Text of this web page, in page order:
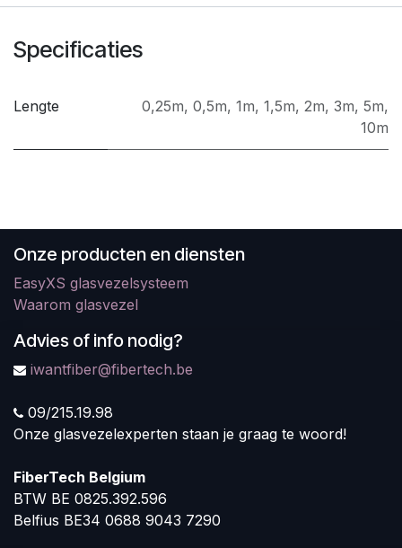
Specificaties
Lengte 0,25m, 0,5m, 1m, 1,5m, 2m, 3m, 5m,
10m
Onze producten en diensten
EasyXS glasvezelsysteem
Waarom glasvezel
Advies of info nodig?
iwantfiber@fibertech.be
09/215.19.98
Onze glasvezelexperten staan je graag te woord!
FiberTech Belgium
BTW BE 0825.392.596
Belfius BE34 0688 9043 7290